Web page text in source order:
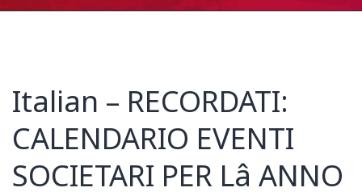
Italian – RECORDATI:
CALENDARIO EVENTI
SOCIETARI PER Lâ ANNO